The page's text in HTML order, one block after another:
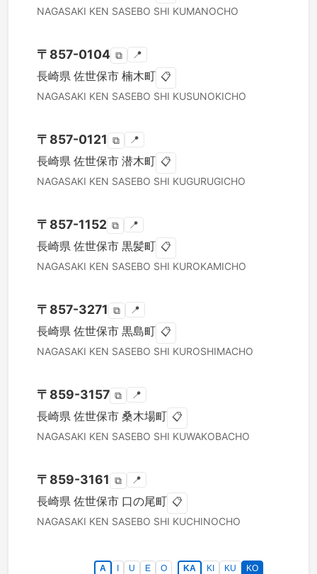
NAGASAKI KEN SASEBO SHI KUMANOCHO
〒 857-0104 ⧉ 📍
長崎県 佐世保市 楠木町 📋
NAGASAKI KEN SASEBO SHI KUSUNOKICHO
〒 857-0121 ⧉ 📍
長崎県 佐世保市 潜木町 📋
NAGASAKI KEN SASEBO SHI KUGURUGICHO
〒 857-1152 ⧉ 📍
長崎県 佐世保市 黒髪町 📋
NAGASAKI KEN SASEBO SHI KUROKAMICHO
〒 857-3271 ⧉ 📍
長崎県 佐世保市 黒島町 📋
NAGASAKI KEN SASEBO SHI KUROSHIMACHO
〒 859-3157 ⧉ 📍
長崎県 佐世保市 桑木場町 📋
NAGASAKI KEN SASEBO SHI KUWAKOBACHO
〒 859-3161 ⧉ 📍
長崎県 佐世保市 口の尾町 📋
NAGASAKI KEN SASEBO SHI KUCHINOCHO
A U E O KA KI KU
KO